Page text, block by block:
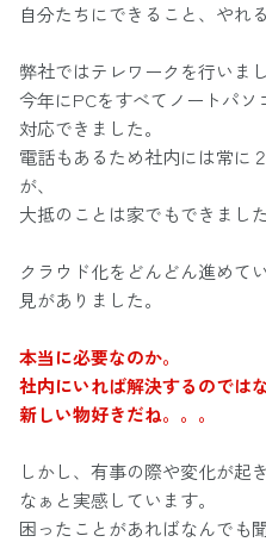
自分たちにできること、やれ
弊社ではテレワークを行いまし
今年にPCをすべてノートパ
対応できました。
電話もあるため社内には常に
が、
大抵のことは家でもできました
クラウド化をどんどん進めて
見がありました。
本当に必要なのか。
社内にいれば解決するのではな
新しい物好きだね。。。
しかし、有事の際や変化が起
なぁと実感しています。
困ったことがあればなんでも